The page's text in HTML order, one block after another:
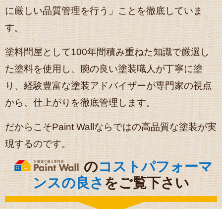
に厳しい品質管理を行う」ことを徹底していま
す。
塗料問屋として100年間積み重ねた知識で厳選し
た塗料を使用し、腕の良い塗装職人が丁寧に塗
り、経験豊富な塗装アドバイザーが専門家の視点
から、仕上がりを徹底管理します。
だからこそPaint Wallならではの高品質な塗装が実
現するのです。
のコストパフォーマ
ンスの良さをご覧下さい